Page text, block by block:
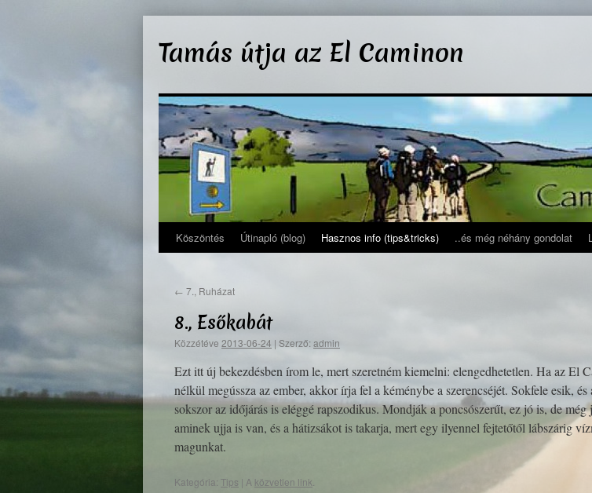
tartalomba
Tamás útja az El Caminon
Köszöntés Útinapló (blog) Hasznos info (tips&tricks) ..és még néhány gondolat
← 7., Ruházat
8., Esőkabát
Közzétéve 2013-06-24 | Szerző:admin
Ezt itt új bekezdésben írom le, mert szeretném kiemelni: elengedhetetlen. Ha az El
nélkül megússza az ember, akkor írja fel a kéménybe a szerencséjét. Sokfele esik, és
sokszor az időjárás is eléggé rapszodikus. Mondják a poncsószerűt, ez jó is, de
aminek ujja is van, és a hátizsákot is takarja, mert egy ilyennel fejtetőtől lábszárig
magunkat.
Kategória: Tips | A közvetlen link